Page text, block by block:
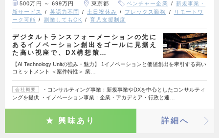
500万円 ～ 699万円 東京都 ベンチャー企業
新規事業・
新サービス
英語力不問 土日祝休み フレックス勤務
リモートワ
ーク可能
副業してもOK 育児支援制度
デジタルトランスフォーメーションの先に
あるイノベーション創出をゴールに見据え
た高い視座で、DX構想策…
【AI Technology Unitの強み・魅力】 1イノベーションと価値創出を牽引する高い
コミットメント ＜案件特性＞ 業…
会社概要
・コンサルティング事業：新規事業やDXを中心としたコンサルティ
ングを提供 ・イノベーション事業：企業・アカデミア・行政と連…
興味あり 詳細へ